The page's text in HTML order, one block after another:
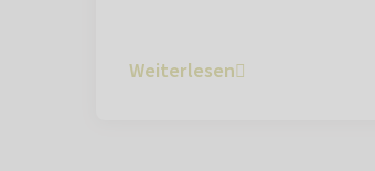
Weiterlesen